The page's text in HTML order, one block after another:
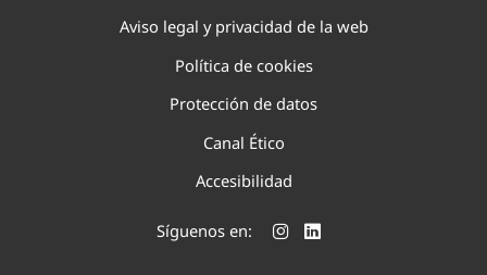
Aviso legal y privacidad de la web
Política de cookies
Protección de datos
Canal Ético
Accesibilidad
Síguenos en: